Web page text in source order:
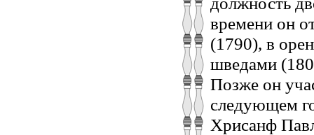
времени он
(1790), в
шведами
Позже он
следующем
Хрисанф